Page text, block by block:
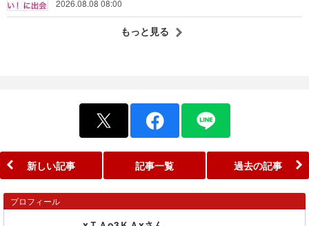
2026.08.08 08:00
もっと見る
新しい記事 記事一覧 過去の記事
プロフィール